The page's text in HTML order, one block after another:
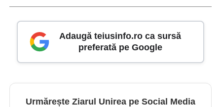
Adaugă teiusinfo.ro ca sursă
preferată pe Google
Urmărește Ziarul Unirea pe Social Media